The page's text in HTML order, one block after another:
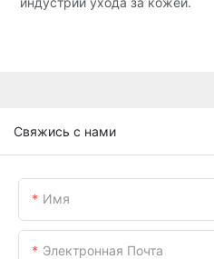
Свяжись с нами
Имя
Электронная Почта